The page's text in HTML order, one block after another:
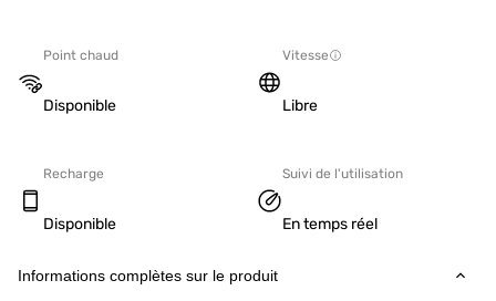
Point chaud
Disponible
Vitesse
Libre
Recharge
Disponible
Suivi de l'utilisation
En temps réel
Informations complètes sur le produit